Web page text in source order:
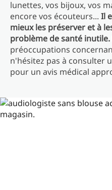
lunettes, vos bijoux, vos
encore vos écouteurs... Il
mieux les préserver et à
problème de santé inutile.
préoccupations
n'hésitez pas à consulter
pour un avis médical